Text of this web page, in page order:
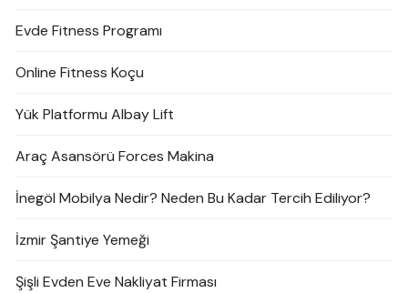
Evde Fitness Programı
Online Fitness Koçu
Yük Platformu Albay Lift
Araç Asansörü Forces Makina
İnegöl Mobilya Nedir? Neden Bu Kadar Tercih Ediliyor?
İzmir Şantiye Yemeği
Şişli Evden Eve Nakliyat Firması